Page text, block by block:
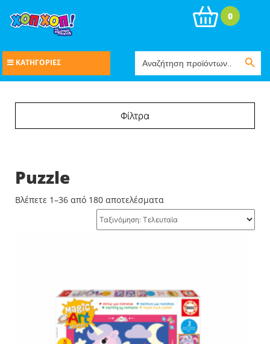
for:
Search Button
0
ΚΑΤΗΓΟΡΙΕΣ
Φίλτρα
Puzzle
Βλέπετε 1–36 από 180 αποτελέσματα
by
latest